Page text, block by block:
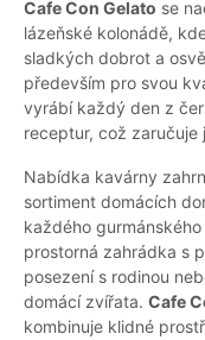
Cafe Con Gelato se
lázeňské kolonádě,
sladkých dobrot a
především pro svou
vyrábí každý den z
receptur, což
Nabídka kavárny
sortiment domácích
každého
prostorná zahrádka s
posezení s rodinou
domácí zvířata. Cafe
kombinuje klidné